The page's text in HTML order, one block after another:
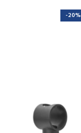
-20%